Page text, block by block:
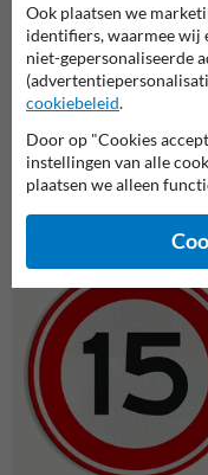
Verkeersbord RVV C02 -
Eenrichtingsweg, in deze
richting gesloten
Ook plaatsen we
identifiers, waarmee wij
niet-gepersonaliseerde
cookiebeleid.
Door op "Cookies
instellingen van alle
plaatsen we alleen